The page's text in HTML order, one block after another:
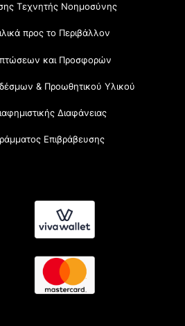
Τεχνητής Νοημοσύνης
προς το Περιβάλλον
και Προσφορών
& Προωθητικού Υλικού
Διαφάνειας
Επιβράβευσης